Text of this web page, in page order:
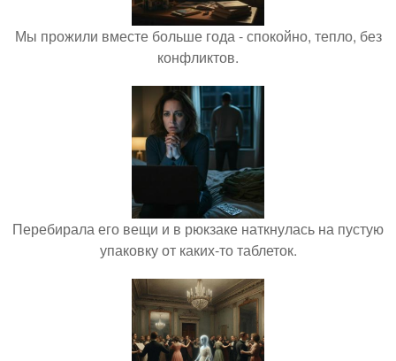
Мы прожили вместе больше года - спокойно, тепло, без
конфликтов.
Перебирала его вещи и в рюкзаке наткнулась на пустую
упаковку от каких-то таблеток.